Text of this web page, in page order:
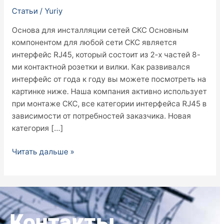
Статьи / Yuriy
Основа для инсталляции сетей СКС Основным
компонентом для любой сети СКС является
интерфейс RJ45, который состоит из 2-х частей 8-
ми контактной розетки и вилки. Как развивался
интерфейс от года к году вы можете посмотреть на
картинке ниже. Наша компания активно использует
при монтаже СКС, все категории интерфейса RJ45 в
зависимости от потребностей заказчика. Новая
категория […]
Читать дальше »